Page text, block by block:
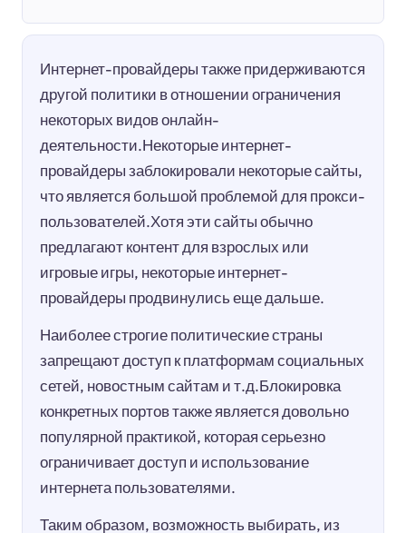
Интернет-провайдеры также придерживаются
другой политики в отношении ограничения
некоторых видов онлайн-
деятельности.Некоторые интернет-
провайдеры заблокировали некоторые сайты,
что является большой проблемой для прокси-
пользователей.Хотя эти сайты обычно
предлагают контент для взрослых или
игровые игры, некоторые интернет-
провайдеры продвинулись еще дальше.
Наиболее строгие политические страны
запрещают доступ к платформам социальных
сетей, новостным сайтам и т.д.Блокировка
конкретных портов также является довольно
популярной практикой, которая серьезно
ограничивает доступ и использование
интернета пользователями.
Таким образом, возможность выбирать, из